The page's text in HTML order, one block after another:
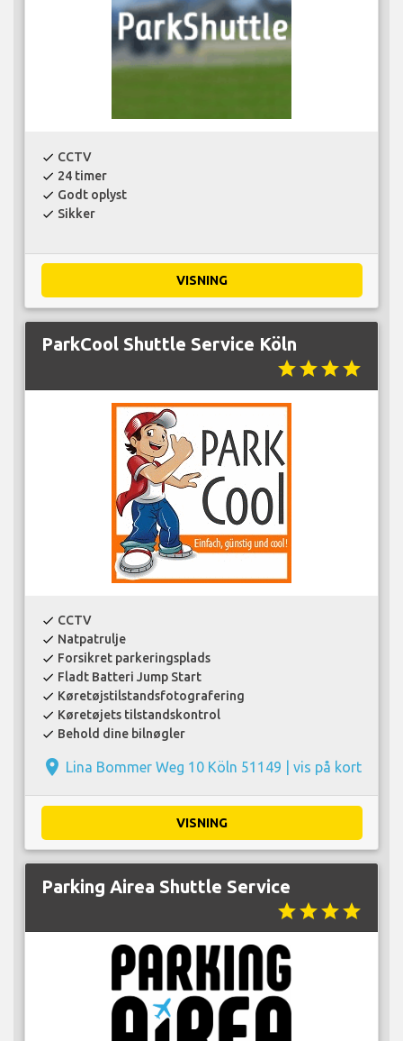
check CCTV
check 24 timer
check Godt oplyst
check Sikker
VISNING
ParkCool Shuttle Service Köln
starstarstarstar
check CCTV
check Natpatrulje
check Forsikret parkeringsplads
check Fladt Batteri Jump Start
check Køretøjstilstandsfotografering
check Køretøjets tilstandskontrol
check Behold dine bilnøgler
place Lina Bommer Weg 10 Köln 51149 | vis på kort
VISNING
Parking Airea Shuttle Service
starstarstarstar